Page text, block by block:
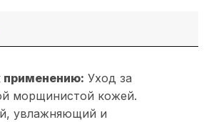
применению: Уход за
морщинистой кожей.
увлажняющий и